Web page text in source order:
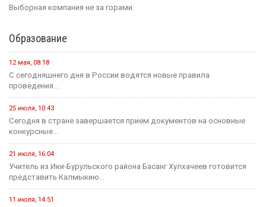
Выборная компания не за горами.
Образование
12 мая, 08:18
С сегодняшнего дня в России водятся новые правила
проведения...
25 июля, 10:43
Сегодня в стране завершается прием документов на основные
конкурсные...
21 июля, 16:04
Учитель из Ики-Бурульского района Басанг Хулхачеев готовится
представить Калмыкию...
11 июля, 14:51